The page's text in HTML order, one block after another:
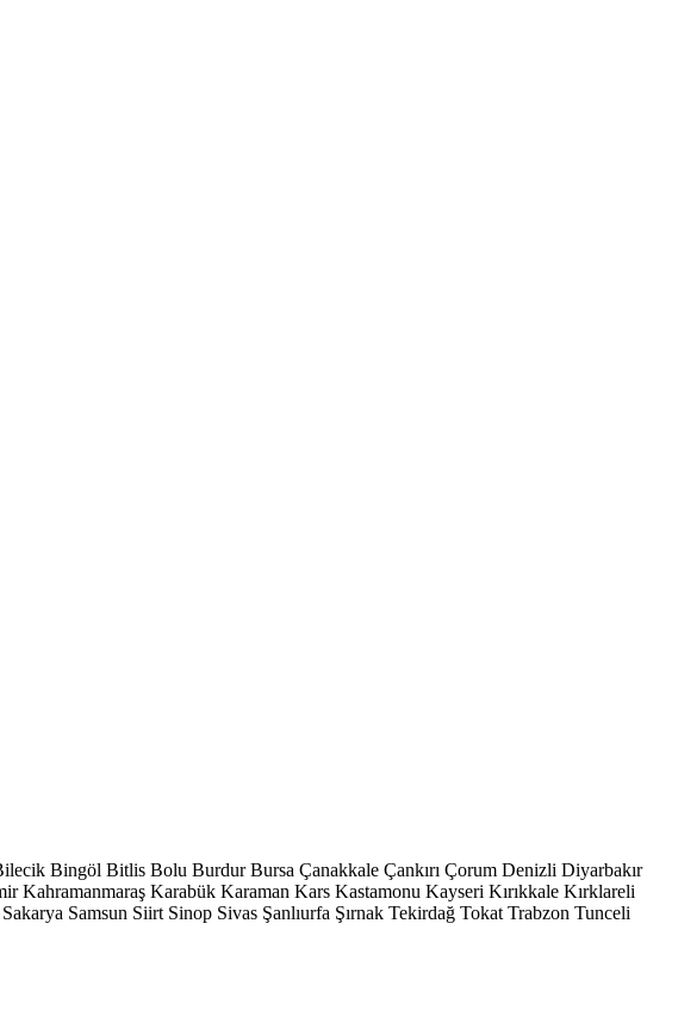
Bingöl Bitlis Bolu Burdur Bursa Çanakkale Çankırı Çorum Denizli Diyarbakır
Kahramanmaraş Karabük Karaman Kars Kastamonu Kayseri Kırıkkale Kırklareli
Sakarya Samsun Siirt Sinop Sivas Şanlıurfa Şırnak Tekirdağ Tokat Trabzon Tunceli